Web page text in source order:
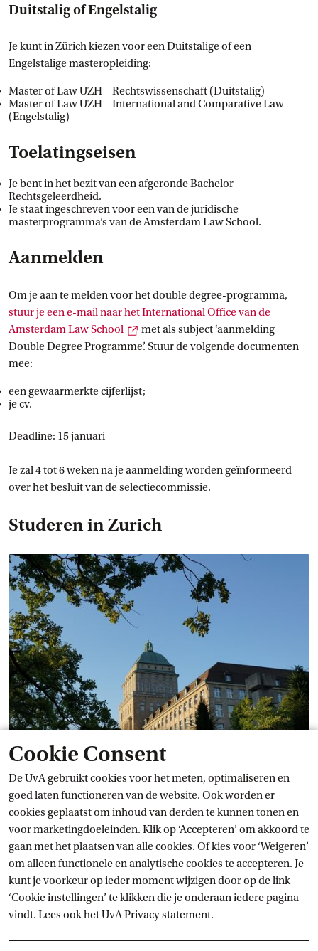
Cookie Consent
De UvA gebruikt cookies voor het meten, optimaliseren en
goed laten functioneren van de website. Ook worden er
cookies geplaatst om inhoud van derden te kunnen tonen en
voor marketingdoeleinden. Klik op ‘Accepteren’ om akkoord te
gaan met het plaatsen van alle cookies. Of kies voor ‘Weigeren’
om alleen functionele en analytische cookies te accepteren. Je
kunt je voorkeur op ieder moment wijzigen door op de link
‘Cookie instellingen’ te klikken die je onderaan iedere pagina
vindt. Lees ook hetUvA Privacy statement.
Duitstalig of Engelstalig
Je kunt in Zürich kiezen voor een Duitstalige of een
Engelstalige masteropleiding:
Master of Law UZH – Rechtswissenschaft (Duitstalig)
Master of Law UZH – International and Comparative Law
(Engelstalig)
Toelatingseisen
Je bent in het bezit van een afgeronde Bachelor
Rechtsgeleerdheid.
Je staat ingeschreven voor een van de juridische
masterprogramma’s van de Amsterdam Law School.
Aanmelden
Om je aan te melden voor het double degree-programma,
stuur je een e-mail naar het International Office van de
Amsterdam Law School Externe link
met als subject ‘aanmelding
Double Degree Programme’. Stuur de volgende documenten
mee:
een gewaarmerkte cijferlijst;
je cv.
Deadline: 15 januari
Je zal 4 tot 6 weken na je aanmelding worden geïnformeerd
over het besluit van de selectiecommissie.
Studeren in Zurich
Het behalen van een double degree van twee gerenommeerde
rechtenfaculteiten in Europa is van grote toegevoegde waarde
voor een toekomst in het internationale werkveld. Je krijgt de
kans om je verschillende rechtsstelsels eigen te maken in een
internationale omgeving. Bovendien is Zwitserland een
belangrijk financieel centrum, waar veel internationale
instituties gevestigd zijn.
Belangrijke info over studeren in Zürich: